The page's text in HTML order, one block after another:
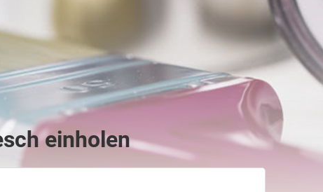
einholen